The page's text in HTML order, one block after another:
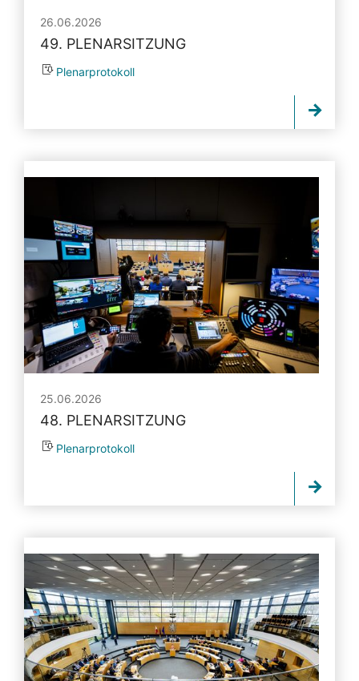
26.06.2026
49. PLENARSITZUNG
Plenarprotokoll
25.06.2026
48. PLENARSITZUNG
Plenarprotokoll